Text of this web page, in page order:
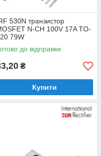
530N транзистор
N-CH 100V 17A TO-
79W
до відправки
₴
Купити